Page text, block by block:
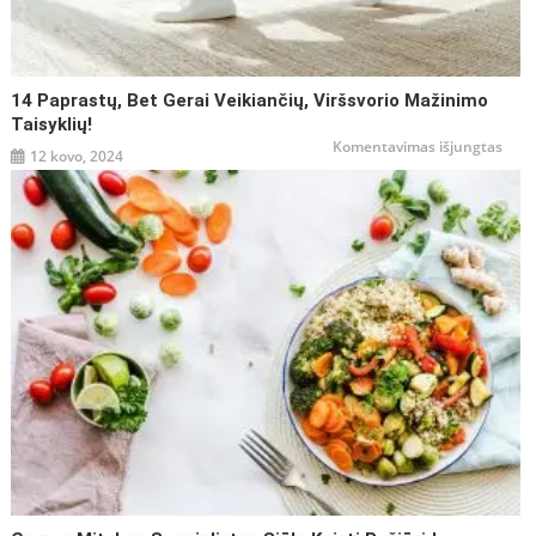
14 Paprastų, Bet Gerai Veikiančių, Viršsvorio Mažinimo
Taisyklių!
12 kovo, 2024 Komentavimas išjungtasįraše
gerai